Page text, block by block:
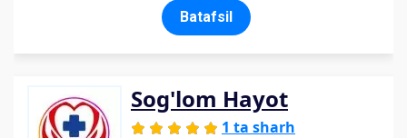
Batafsil
Sog'lom Hayot
1 ta sharh